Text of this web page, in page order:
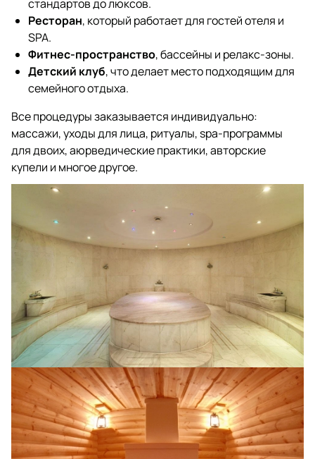
стандартов до люксов.
Ресторан, который работает для гостей отеля и
SPA.
Фитнес-пространство, бассейны и релакс-зоны.
Детский клуб, что делает место подходящим для
семейного отдыха.
Все процедуры заказывается индивидуально:
массажи, уходы для лица, ритуалы, spa-программы
для двоих, аюрведические практики, авторские
купели и многое другое.